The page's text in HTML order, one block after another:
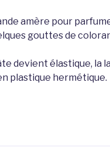
amère pour
gouttes de
devient élastique, la
plastique hermétique.